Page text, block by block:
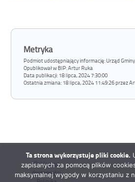
Metryka
Podmiot udostępniający informację: Urząd
Opublikował w BIP:Artur Ruka
Data publikacji: 18 lipca, 2024 7:30:00
Ostatnia zmiana: 18 lipca, 2024 11:49:26 przez
Deklaracja
dostępności
Ta strona wykorzystuje pliki cookie.
zapisanych za pomocą plików
maksymalnej wygody w korzystaniu z